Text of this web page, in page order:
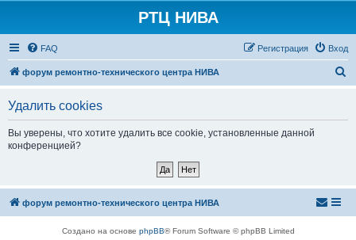
РТЦ НИВА
FAQ Вход
Регистрация
форум ремонтно-технического центра НИВА
Удалить cookies
Вы уверены, что хотите удалить все cookie, установленные данной
конференцией?
форум ремонтно-технического центра НИВА
Создано на основе phpBB® Forum Software © phpBB Limited